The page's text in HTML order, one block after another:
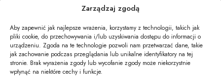
Zarządzaj zgodą
Aby zapewnić jak najlepsze wrażenia, korzystamy z technologii, takich jak
pliki cookie, do przechowywania i/lub uzyskiwania dostępu do informacji o
urządzeniu. Zgoda na te technologie pozwoli nam przetwarzać dane, takie
jak zachowanie podczas przeglądania lub unikalne identyfikatory na tej
stronie. Brak wyrażenia zgody lub wycofanie zgody może niekorzystnie
wpłynąć na niektóre cechy i funkcje.
28.02.2024 o godz. 14:00 w Kościele
Kościelna 680, Wieprz
Cmentarz: Cmentarz Komunalny w Wieprzu
Wieprz ul. Kościelna